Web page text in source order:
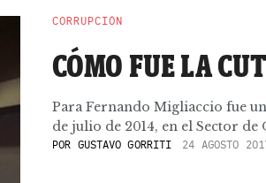
CORRUPCIÓN
CÓMO FUE LA
Para Fernando Migliaccio fue
de julio de 2014, en el Sector de
POR GUSTAVO GORRITI 24 AGOSTO